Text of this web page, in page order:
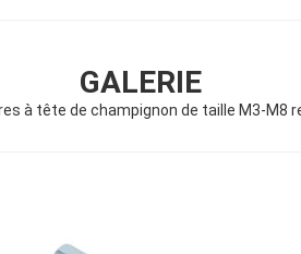
GALERIE
à tête de champignon de taille M3-M8